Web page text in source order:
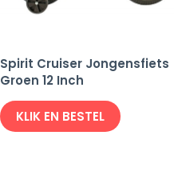
Spirit Cruiser Jongensfiets
Groen 12 Inch
KLIK EN BESTEL